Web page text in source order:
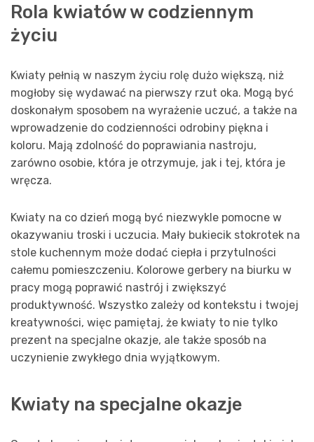
Rola kwiatów w codziennym
życiu
Kwiaty pełnią w naszym życiu rolę dużo większą, niż
mogłoby się wydawać na pierwszy rzut oka. Mogą być
doskonałym sposobem na wyrażenie uczuć, a także na
wprowadzenie do codzienności odrobiny piękna i
koloru. Mają zdolność do poprawiania nastroju,
zarówno osobie, która je otrzymuje, jak i tej, która je
wręcza.
Kwiaty na co dzień mogą być niezwykle pomocne w
okazywaniu troski i uczucia. Mały bukiecik stokrotek na
stole kuchennym może dodać ciepła i przytulności
całemu pomieszczeniu. Kolorowe gerbery na biurku w
pracy mogą poprawić nastrój i zwiększyć
produktywność. Wszystko zależy od kontekstu i twojej
kreatywności, więc pamiętaj, że kwiaty to nie tylko
prezent na specjalne okazje, ale także sposób na
uczynienie zwykłego dnia wyjątkowym.
Kwiaty na specjalne okazje